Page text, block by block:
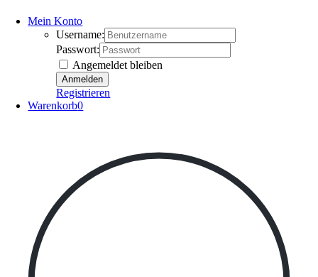
Mein Konto
Username:
Passwort:
Angemeldet bleiben
Registrieren
Warenkorb0